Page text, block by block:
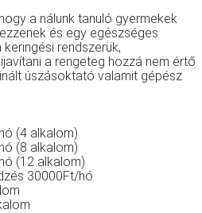
a nálunk tanuló gyermekek
és egy egészséges
rendszerük,
a rengeteg hozzá nem értő
úszásoktató valamit gépész
(4 alkalom)
(8 alkalom)
(12 alkalom)
30000Ft/hó